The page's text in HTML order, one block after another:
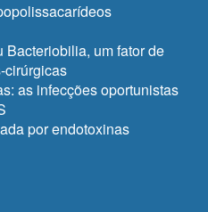
um fator de
cirúrgicas
as infecções oportunistas
por endotoxinas